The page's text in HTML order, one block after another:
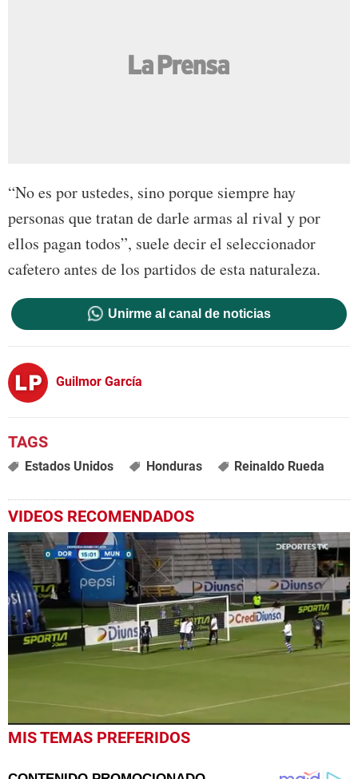
“No es por ustedes, sino porque siempre hay
personas que tratan de darle armas al rival y por
ellos pagan todos”, suele decir el seleccionador
cafetero antes de los partidos de esta naturaleza.
Unirme al canal de noticias
Guilmor García
Estados Unidos Honduras Reinaldo Rueda
VIDEOS RECOMENDADOS
0
seconds
MIS TEMAS PREFERIDOS